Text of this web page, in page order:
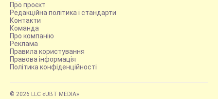
Про проєкт
Редакційна політика і стандарти
Контакти
Команда
Про компанію
Реклама
Правила користування
Правова інформація
Політика конфіденційності
© 2026 LLC «UBT MEDIA»